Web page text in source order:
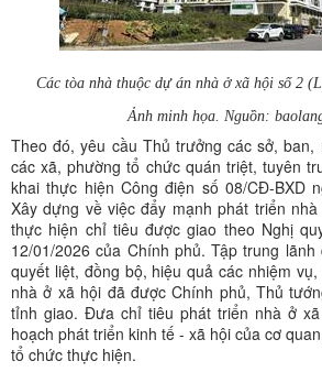
Các tòa nhà thuộc dự án nhà ở xã hội số 2
Ảnh minh họa. Nguồn:
Theo đó, yêu cầu Thủ trưởng các sở, ban,
các xã, phường tổ chức quán triệt, tuyên
khai thực hiện Công điện số 08/CĐ-BXD
Xây dựng về việc đẩy mạnh phát triển
thực hiện chỉ tiêu được giao theo Nghị
12/01/2026 của Chính phủ. Tập trung
quyết liệt, đồng bộ, hiệu quả các nhiệm
nhà ở xã hội đã được Chính phủ, Thủ
tỉnh giao. Đưa chỉ tiêu phát triển nhà ở
hoạch phát triển kinh tế - xã hội của cơ
tổ chức thực hiện.